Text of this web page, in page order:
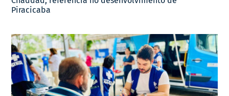
Piracicaba